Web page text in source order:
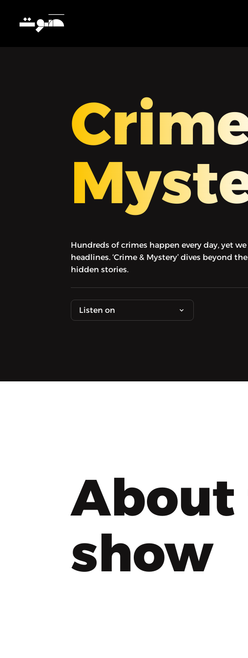
Hundreds of crimes happen every day, yet
headlines. ‘Crime & Mystery’ dives beyond
hidden stories.
Listen on
About
show